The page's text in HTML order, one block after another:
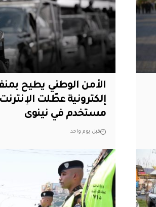
الأمن الوطني يطيح
مستخدم في نينوى
قبل يوم واحد